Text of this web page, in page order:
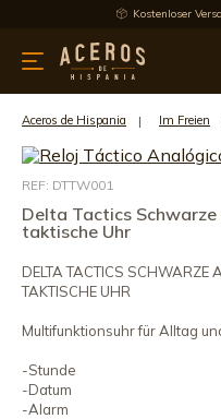
Kostenloser
Bietet
Aceros de Hispania Im Freien
REF: DTTW001
Delta Tactics
taktische Uhr
DELTA TACTICS SCHWARZE
TAKTISCHE UHR
Multifunktionsuhr für Alltag
-Stunde
-Datum
-Alarm